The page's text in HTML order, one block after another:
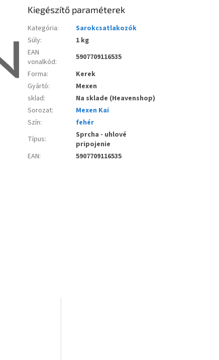
Kiegészítő paraméterek
Kategória:
Sarokcsatlakozók
Súly:
1 kg
EAN
vonalkód:
5907709116535
Forma:
Kerek
Gyártó:
Mexen
sklad:
Na sklade (Heavenshop)
Sorozat:
Mexen Kai
Szín:
fehér
Típus:
Sprcha - uhlové
pripojenie
EAN: 5907709116535